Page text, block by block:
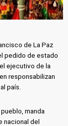
de La Paz
pedido de estado
ejecutivo de la
responsabilizan
país.
manda
nacional del